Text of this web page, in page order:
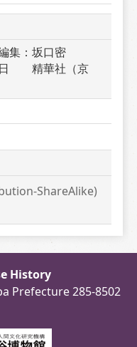
集：坂口密
　　精華社（京
ShareAlike)
History
Prefecture 285-8502